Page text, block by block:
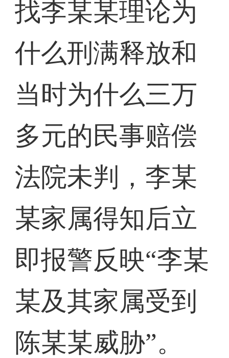
找李某某理论为
什么刑满释放和
当时为什么三万
多元的民事赔偿
法院未判，李某
某家属得知后立
即报警反映“李某
某及其家属受到
陈某某威胁”。